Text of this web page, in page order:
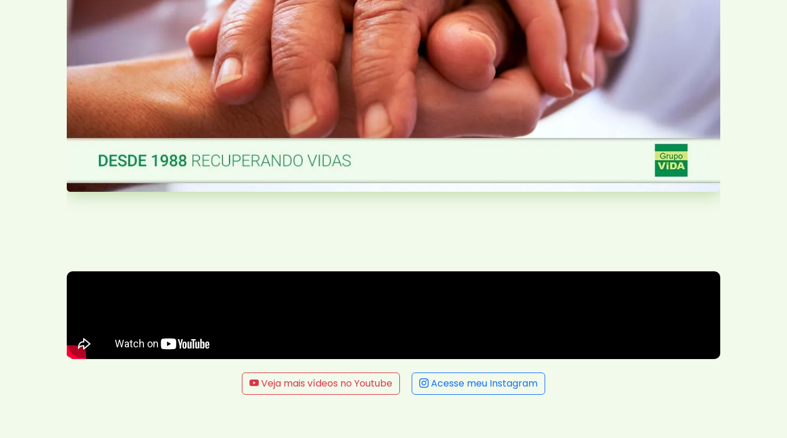
Veja mais vídeos no Youtube Acesse meu Instagram